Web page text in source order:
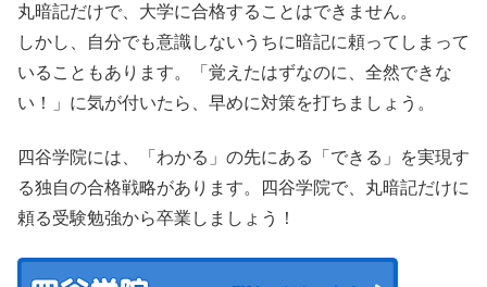
丸暗記だけで、大学に合格することはできません。
しかし、自分でも意識しないうちに暗記に頼ってしまって
いることもあります。「覚えたはずなのに、全然できな
い！」に気が付いたら、早めに対策を打ちましょう。
四谷学院には、「わかる」の先にある「できる」を実現す
る独自の合格戦略があります。四谷学院で、丸暗記だけに
頼る受験勉強から卒業しましょう！